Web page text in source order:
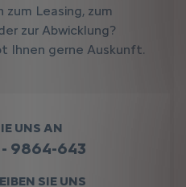
zum Leasing, zum
zur Abwicklung?
Ihnen gerne Auskunft.
UNS AN
- 9864-643
SIE UNS